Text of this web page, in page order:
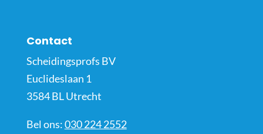
Contact
Scheidingsprofs BV
Euclideslaan 1
3584 BL Utrecht
Bel ons:030 224 2552